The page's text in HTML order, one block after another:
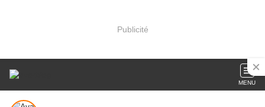
Publicité
MENU